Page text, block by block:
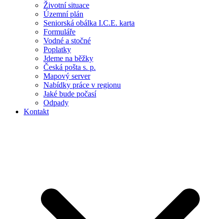
Životní situace
Územní plán
Seniorská obálka I.C.E. karta
Formuláře
Vodné a stočné
Poplatky
Jdeme na běžky
Česká pošta s. p.
Mapový server
Nabídky práce v regionu
Jaké bude počasí
Odpady
Kontakt